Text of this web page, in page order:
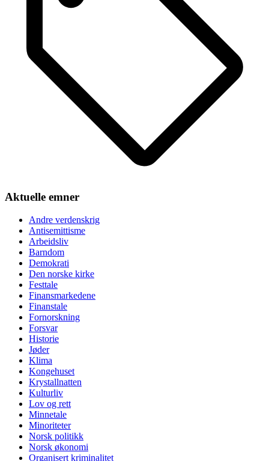
Aktuelle emner
Andre verdenskrig
Antisemittisme
Arbeidsliv
Barndom
Demokrati
Den norske kirke
Festtale
Finansmarkedene
Finanstale
Fornorskning
Forsvar
Historie
Jøder
Klima
Kongehuset
Krystallnatten
Kulturliv
Lov og rett
Minnetale
Minoriteter
Norsk politikk
Norsk økonomi
Organisert kriminalitet